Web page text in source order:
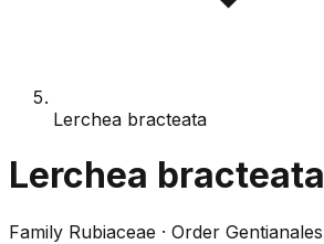
Lerchea bracteata
Lerchea bracteata
Family Rubiaceae · Order Gentianales